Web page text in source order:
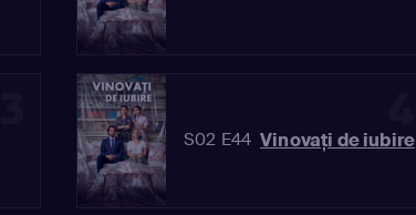
S02 E44 Vinovaţi de iubire